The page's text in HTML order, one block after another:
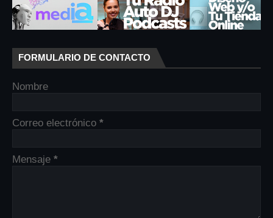
FORMULARIO DE CONTACTO
Nombre
Correo electrónico *
Mensaje *